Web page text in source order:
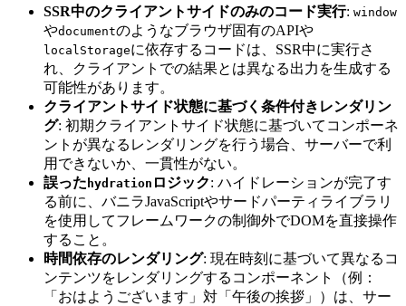
SSR中のクライアントサイドのみのコード実行: window
やdocumentのようなブラウザ固有のAPIや
localStorageに依存するコードは、SSR中に実行さ
れ、クライアントでの結果とは異なる出力を生成する
可能性があります。
クライアントサイド状態に基づく条件付きレンダリン
グ: 初期クライアントサイド状態に基づいてコンポーネ
ントが異なるレンダリングを行う場合、サーバーで利
用できないか、一貫性がない。
誤った hydration ロジック: ハイドレーションが完了す
る前に、バニラJavaScriptやサードパーティライブラリ
を使用してフレームワークの制御外でDOMを直接操作
すること。
時間依存のレンダリング: 現在時刻に基づいて異なるコ
ンテンツをレンダリングするコンポーネント（例：
「おはようございます」対「午後の挨拶」）は、サー